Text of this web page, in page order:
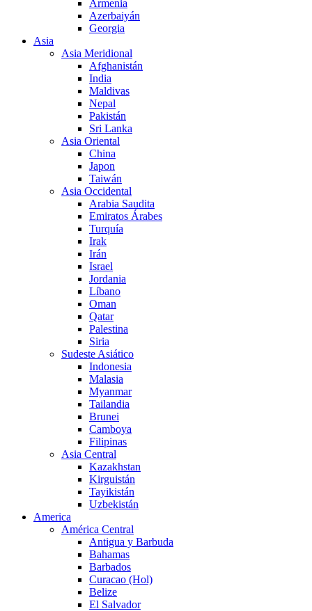
Armenia
Azerbaiyán
Georgia
Asia
Asia Meridional
Afghanistán
India
Maldivas
Nepal
Pakistán
Sri Lanka
Asia Oriental
China
Japon
Taiwán
Asia Occidental
Arabia Saudita
Emiratos Árabes
Turquía
Irak
Irán
Israel
Jordania
Líbano
Oman
Qatar
Palestina
Siria
Sudeste Asiático
Indonesia
Malasia
Myanmar
Tailandia
Brunei
Camboya
Filipinas
Asia Central
Kazakhstan
Kirguistán
Tayikistán
Uzbekistán
America
América Central
Antigua y Barbuda
Bahamas
Barbados
Curacao (Hol)
Belize
El Salvador